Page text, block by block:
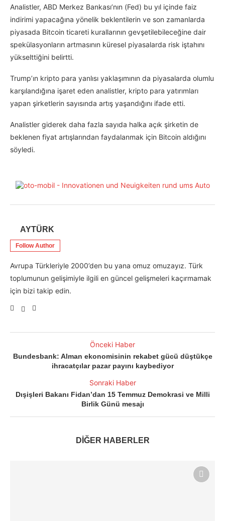
Analistler, ABD Merkez Bankası’nın (Fed) bu yıl içinde faiz
indirimi yapacağına yönelik beklentilerin ve son zamanlarda
piyasada Bitcoin ticareti kurallarının gevşetilebileceğine dair
spekülasyonların artmasının küresel piyasalarda risk iştahını
yükselttiğini belirtti.
Trump’ın kripto para yanlısı yaklaşımının da piyasalarda olumlu
karşılandığına işaret eden analistler, kripto para yatırımları
yapan şirketlerin sayısında artış yaşandığını ifade etti.
Analistler giderek daha fazla sayıda halka açık şirketin de
beklenen fiyat artışlarından faydalanmak için Bitcoin aldığını
söyledi.
AYTÜRK
Follow Author
Avrupa Türkleriyle 2000’den bu yana omuz omuzayız. Türk
toplumunun gelişimiyle ilgili en güncel gelişmeleri kaçırmamak
için bizi takip edin.
Önceki Haber
Bundesbank: Alman ekonomisinin rekabet gücü düştükçe
ihracatçılar pazar payını kaybediyor
Sonraki Haber
Dışişleri Bakanı Fidan’dan 15 Temmuz Demokrasi ve Milli
Birlik Günü mesajı
DİĞER HABERLER